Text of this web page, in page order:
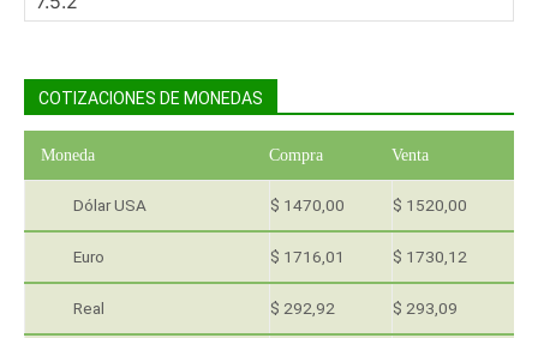
COTIZACIONES DE MONEDAS
Moneda Compra Venta
Dólar USA $ 1470,00 $ 1520,00
Euro $ 1716,01 $ 1730,12
Real $ 292,92 $ 293,09